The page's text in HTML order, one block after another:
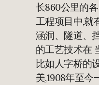
长860公里的
工程项目中,就
涵洞、隧道、
的工艺技术在
比如人字桥的
美,1908年至今